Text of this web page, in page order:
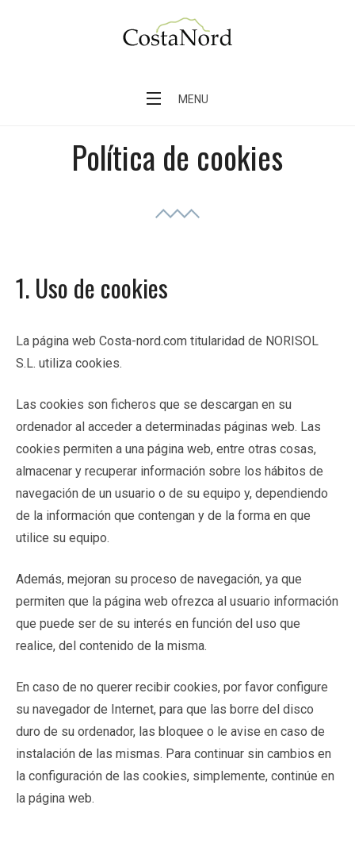
MENU
Política de cookies
1. Uso de cookies
La página web Costa-nord.com titularidad de NORISOL
S.L. utiliza cookies.
Las cookies son ficheros que se descargan en su
ordenador al acceder a determinadas páginas web. Las
cookies permiten a una página web, entre otras cosas,
almacenar y recuperar información sobre los hábitos de
navegación de un usuario o de su equipo y, dependiendo
de la información que contengan y de la forma en que
utilice su equipo.
Además, mejoran su proceso de navegación, ya que
permiten que la página web ofrezca al usuario información
que puede ser de su interés en función del uso que
realice, del contenido de la misma.
En caso de no querer recibir cookies, por favor configure
su navegador de Internet, para que las borre del disco
duro de su ordenador, las bloquee o le avise en caso de
instalación de las mismas. Para continuar sin cambios en
la configuración de las cookies, simplemente, continúe en
la página web.